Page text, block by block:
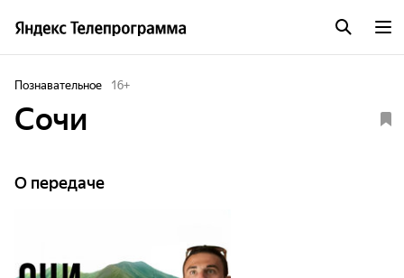
Познавательное 16+
Сочи
О передаче